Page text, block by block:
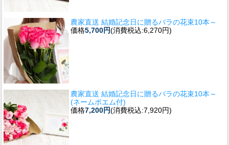
農家直送 結婚記念日に贈るバラの花束10本～
価格5,700円(消費税込:6,270円)
農家直送 結婚記念日に贈るバラの花束10本～
(ネームポエム付)
価格7,200円(消費税込:7,920円)